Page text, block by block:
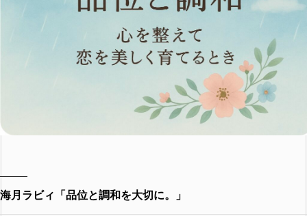
海月ラビィ「品位と調和を大切に。」